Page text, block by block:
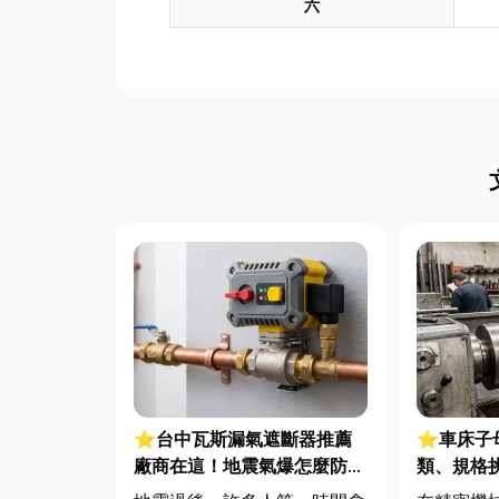
六
⭐台中瓦斯漏氣遮斷器推薦
廠商在這！地震氣爆怎麼防？
警報器與遮斷器差異、補助條
⭐車床子
類、規格
完整指南